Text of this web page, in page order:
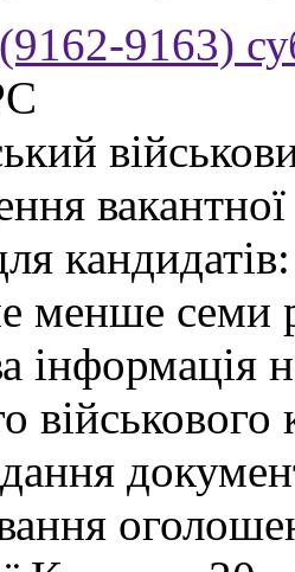
9163)
менше семи
інформація
військового